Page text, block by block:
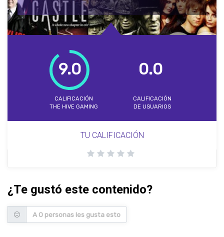
9.0
CALIFICACIÓN
THE HIVE GAMING
0.0
CALIFICACIÓN
DE USUARIOS
TU CALIFICACIÓN
¿Te gustó este contenido?
A 0 personas les gusta esto